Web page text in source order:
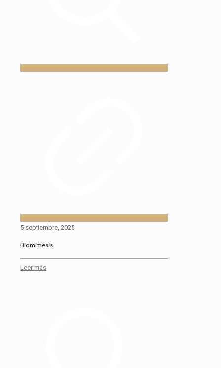
5 septiembre, 2025
Biomímesis
Leer más